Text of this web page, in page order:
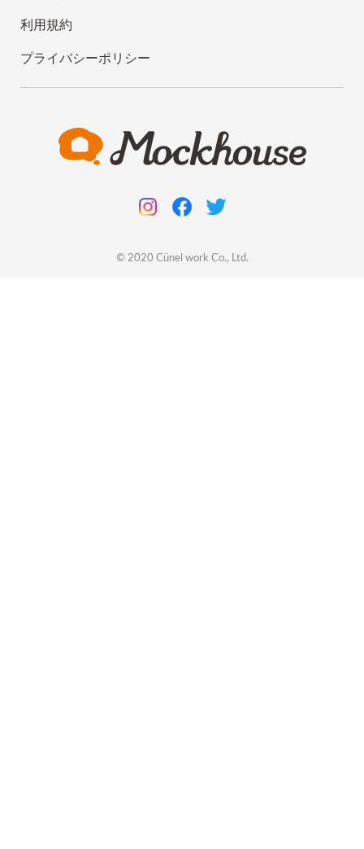
利用規約
プライバシーポリシー
© 2020 Cünel work Co., Ltd.